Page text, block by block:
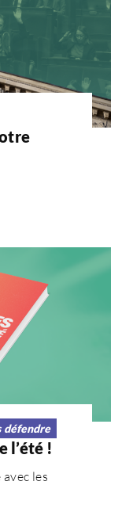
défendre
l’été !
les